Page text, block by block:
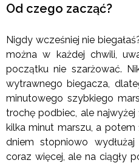
Od czego zacząć?
Nigdy wcześniej nie
można w każdej chwili,
początku nie szarżować.
wytrawnego biegacza,
minutowego szybkiego
trochę podbiec, ale
kilka minut marszu, a
dniem stopniowo
coraz więcej, ale na ciągły